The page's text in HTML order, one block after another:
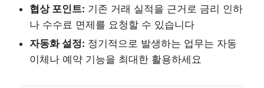
협상 포인트: 기존 거래 실적을 근거로 금리 인하
나 수수료 면제를 요청할 수 있습니다
자동화 설정: 정기적으로 발생하는 업무는 자동
이체나 예약 기능을 최대한 활용하세요